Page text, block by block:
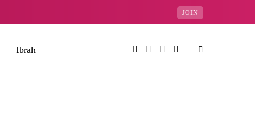
JOIN
Ibrah